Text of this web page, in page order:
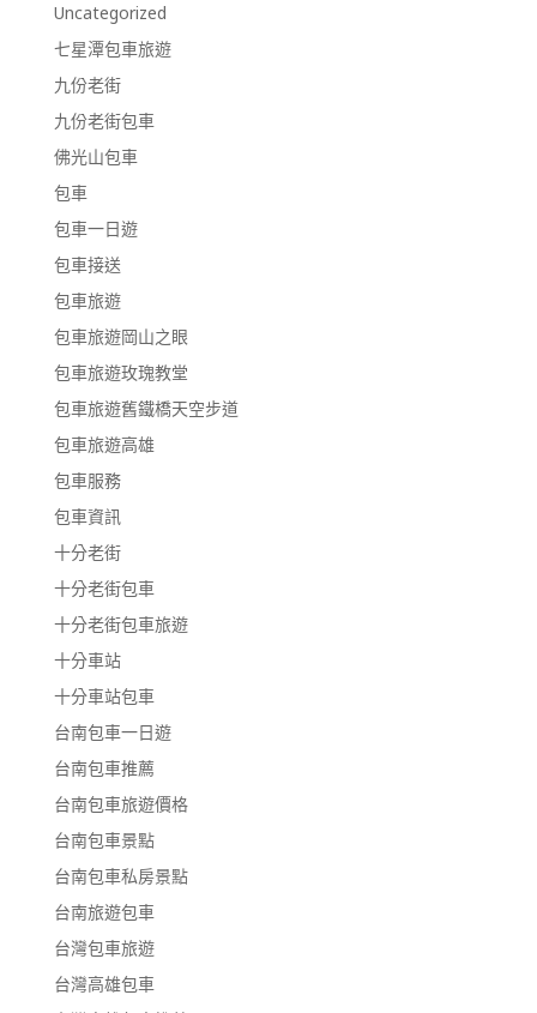
Uncategorized
七星潭包車旅遊
九份老街
九份老街包車
佛光山包車
包車
包車一日遊
包車接送
包車旅遊
包車旅遊岡山之眼
包車旅遊玫瑰教堂
包車旅遊舊鐵橋天空步道
包車旅遊高雄
包車服務
包車資訊
十分老街
十分老街包車
十分老街包車旅遊
十分車站
十分車站包車
台南包車一日遊
台南包車推薦
台南包車旅遊價格
台南包車景點
台南包車私房景點
台南旅遊包車
台灣包車旅遊
台灣高雄包車